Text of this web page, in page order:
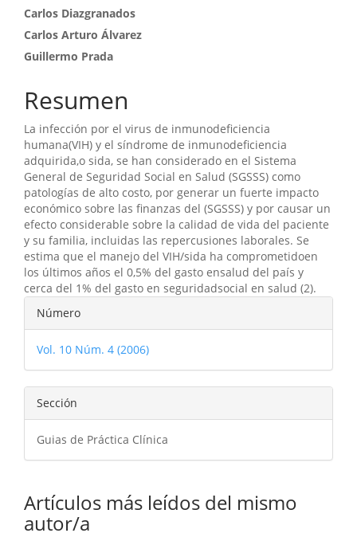
Contenido
principal
del
artículo
Carlos Diazgranados
Carlos Arturo Álvarez
Guillermo Prada
Resumen
La infección por el virus de inmunodeficiencia
humana(VIH) y el síndrome de inmunodeficiencia
adquirida,o sida, se han considerado en el Sistema
General de Seguridad Social en Salud (SGSSS) como
patologías de alto costo, por generar un fuerte impacto
económico sobre las finanzas del (SGSSS) y por causar un
efecto considerable sobre la calidad de vida del paciente
y su familia, incluidas las repercusiones laborales. Se
estima que el manejo del VIH/sida ha comprometidoen
los últimos años el 0,5% del gasto ensalud del país y
cerca del 1% del gasto en seguridadsocial en salud (2).
Detalles
del
artículo
Número
Vol. 10 Núm. 4 (2006)
Sección
Guias de Práctica Clínica
Artículos más leídos del mismo
autor/a